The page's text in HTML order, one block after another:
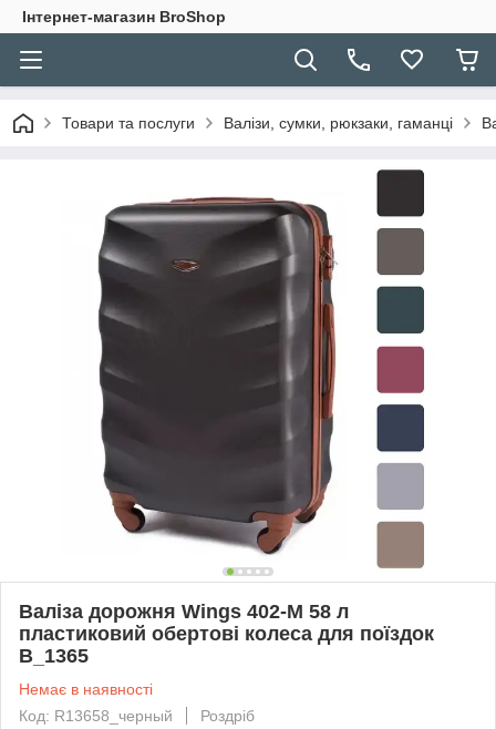
Інтернет-магазин BroShop
Товари та послуги Валізи, сумки, рюкзаки, гаманці
Валіза дорожня Wings 402-M 58 л
пластиковий обертові колеса для поїздок
B_1365
Немає в наявності
Код: R13658_черный
Роздріб